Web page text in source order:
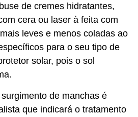
de cremes hidratantes,
cera ou laser à feita com
leves e menos coladas ao
para o seu tipo de
solar, pois o sol
de manchas é
que indicará o tratamento